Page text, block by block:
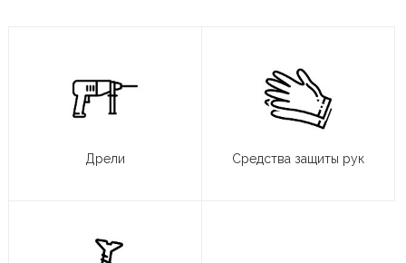
Дрели Средства защиты рук